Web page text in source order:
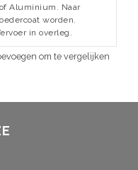
Aluminium. Naar
worden.
in overleg.
om te vergelijken